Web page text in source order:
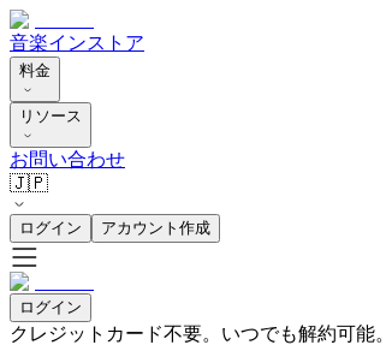
音楽インストア
料金
リソース
お問い合わせ
🇯🇵
ログイン アカウント作成
ログイン
クレジットカード不要。いつでも解約可能。